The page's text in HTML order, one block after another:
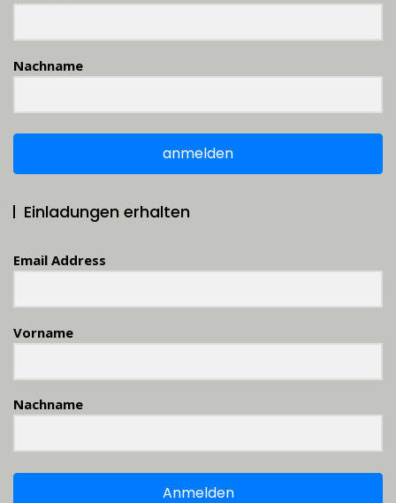
Nachname
anmelden
Einladungen erhalten
Email Address
Vorname
Nachname
Anmelden